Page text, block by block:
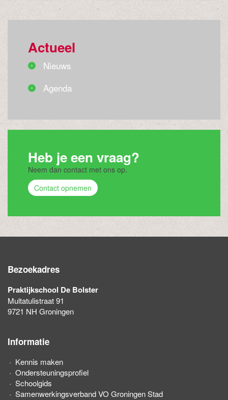
Actueel
Nieuws
Agenda
Heb je een vraag?
Neem dan contact met ons op.
Contact opnemen
Bezoekadres
Praktijkschool De Bolster
Multatulistraat 91
9721 NH Groningen
Informatie
Kennis maken
Ondersteuningsprofiel
Schoolgids
Samenwerkingsverband VO Groningen Stad